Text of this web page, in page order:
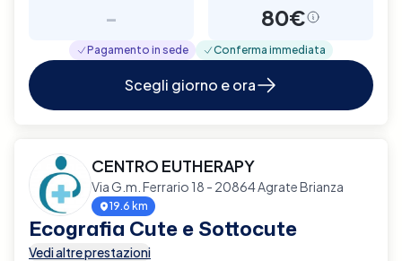
- 80€
Pagamento in sede Conferma immediata
Scegli giorno e ora
CENTRO EUTHERAPY
Via G.m. Ferrario 18 - 20864 Agrate Brianza
19.6 km
Ecografia Cute e Sottocute
Vedi altre prestazioni